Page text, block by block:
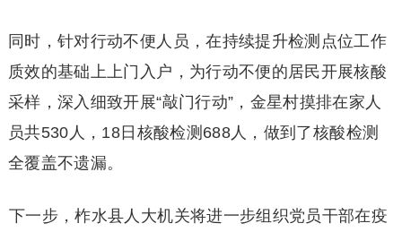
同时，针对行动不便人员，在持续提升检测点位工作
质效的基础上上门入户，为行动不便的居民开展核酸
采样，深入细致开展“敲门行动”，金星村摸排在家人
员共530人，18日核酸检测688人，做到了核酸检测
全覆盖不遗漏。
下一步，柞水县人大机关将进一步组织党员干部在疫